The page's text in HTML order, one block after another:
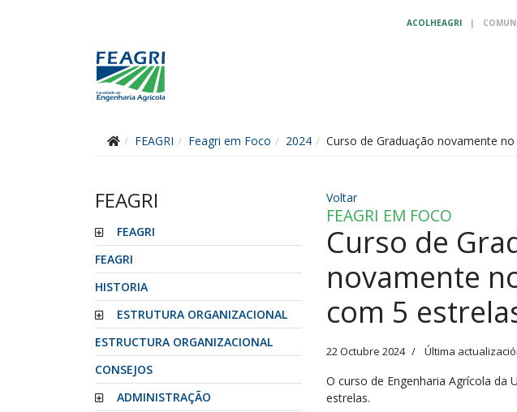
ACOLHEAGRI |
FEAGRI Feagri em Foco 2024 Curso de Graduação novamente
FEAGRI
FEAGRI
FEAGRI
HISTORIA
ESTRUTURA ORGANIZACIONAL
ESTRUCTURA ORGANIZACIONAL
CONSEJOS
ADMINISTRAÇÃO
Voltar
FEAGRI EM FOCO
Curso de
novamente
com 5
22 Octubre 2024 Última
O curso de Engenharia Agrícola
estrelas.